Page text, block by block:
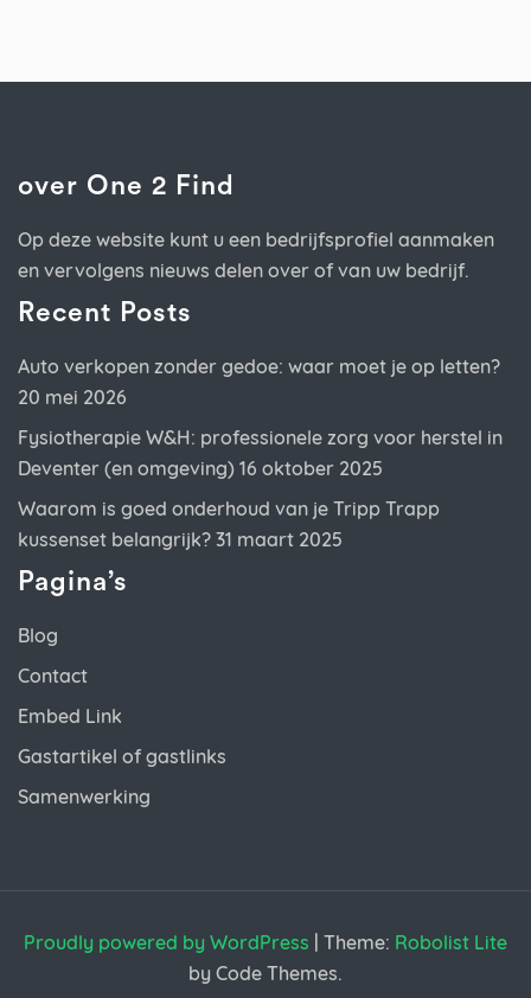
over One 2 Find
Op deze website kunt u een bedrijfsprofiel aanmaken
en vervolgens nieuws delen over of van uw bedrijf.
Recent Posts
Auto verkopen zonder gedoe: waar moet je op letten?
20 mei 2026
Fysiotherapie W&H: professionele zorg voor herstel in
Deventer (en omgeving) 16 oktober 2025
Waarom is goed onderhoud van je Tripp Trapp
kussenset belangrijk? 31 maart 2025
Pagina’s
Blog
Contact
Embed Link
Gastartikel of gastlinks
Samenwerking
Proudly powered by WordPress | Theme: Robolist Lite
by Code Themes.